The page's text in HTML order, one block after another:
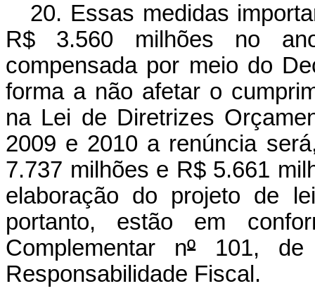
20. Essas medidas
R$ 3.560 milhões no
compensada por meio do
forma a não afetar o
na Lei de Diretrizes
2009 e 2010 a renúncia
7.737 milhões e R$ 5.661
elaboração do projeto de
portanto, estão em
Complementar nº101, de
Responsabilidade Fiscal.